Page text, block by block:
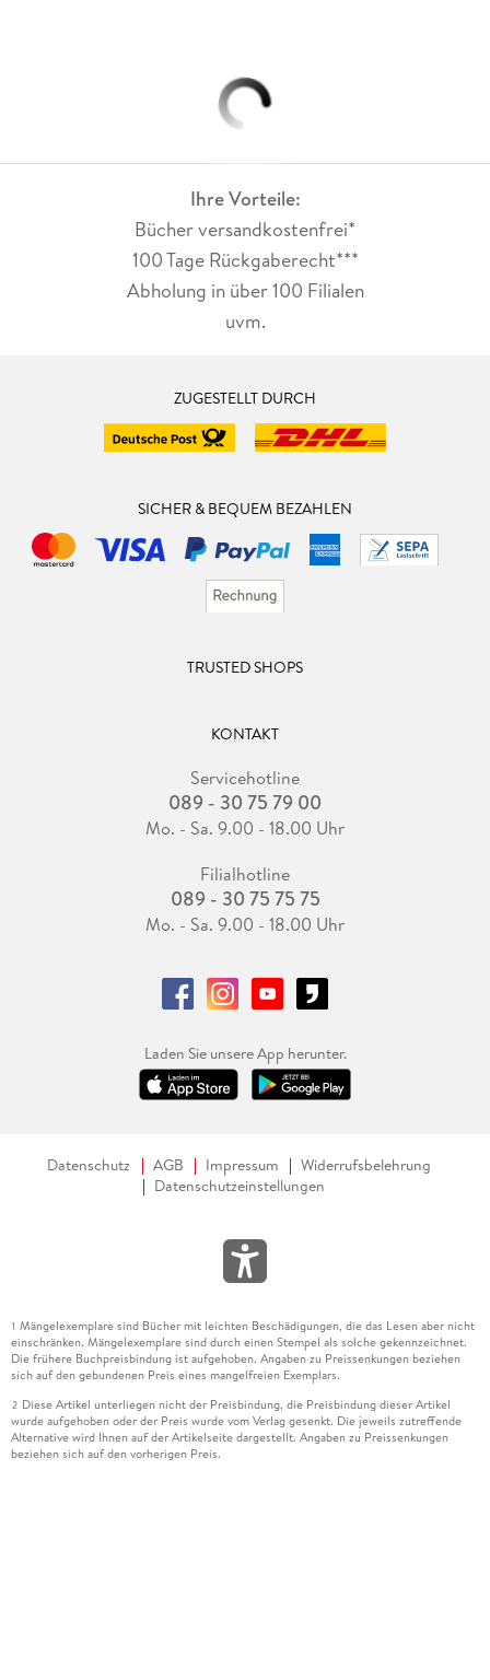
Ihre Vorteile:
Bücher versandkostenfrei*
100 Tage Rückgaberecht***
Abholung in über 100 Filialen
uvm.
ZUGESTELLT DURCH
SICHER & BEQUEM BEZAHLEN
TRUSTED SHOPS
KONTAKT
Servicehotline
089 - 30 75 79 00
Mo. - Sa. 9.00 - 18.00 Uhr
Filialhotline
089 - 30 75 75 75
Mo. - Sa. 9.00 - 18.00 Uhr
Laden Sie unsere App herunter.
Datenschutz AGB Impressum
Widerrufsbelehrung
Datenschutzeinstellungen
1 Mängelexemplare sind Bücher mit leichten Beschädigungen, die das Lesen aber nicht
einschränken. Mängelexemplare sind durch einen Stempel als solche gekennzeichnet.
Die frühere Buchpreisbindung ist aufgehoben. Angaben zu Preissenkungen beziehen
sich auf den gebundenen Preis eines mangelfreien Exemplars.
2 Diese Artikel unterliegen nicht der Preisbindung, die Preisbindung dieser Artikel
wurde aufgehoben oder der Preis wurde vom Verlag gesenkt. Die jeweils zutreffende
Alternative wird Ihnen auf der Artikelseite dargestellt. Angaben zu Preissenkungen
beziehen sich auf den vorherigen Preis.